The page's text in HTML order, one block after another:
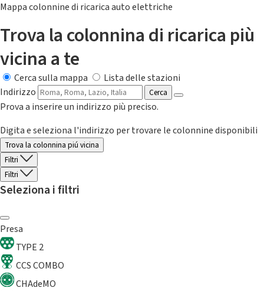
Mappa colonnine di ricarica auto elettriche
Trova la colonnina di ricarica più
vicina a te
Cerca sulla mappa
Lista delle stazioni
Indirizzo
Cerca
Prova a inserire un indirizzo più preciso.
Digita e seleziona l'indirizzo per trovare le colonnine disponibili
Trova la colonnina piú vicina
Filtri
Filtri
Seleziona i filtri
Presa
TYPE 2
CCS COMBO
CHAdeMO